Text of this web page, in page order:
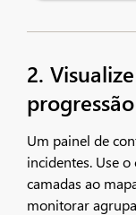
2.
Um painel de
incidentes. Use
camadas ao
monitorar